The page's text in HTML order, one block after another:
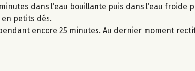
dans l’eau bouillante puis dans l’eau froide
en petits dés.
encore 25 minutes. Au dernier moment